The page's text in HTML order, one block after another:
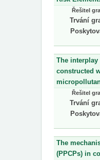
Řešitel
Trvání
The
constructed
Řešitel
Trvání
The
(PPCPs) in